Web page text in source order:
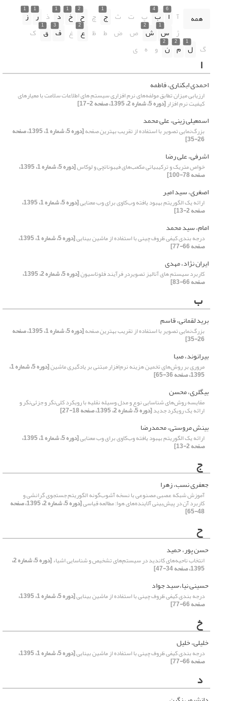
همه آ
6
ا
4
ب پ ت ث
1
ج چ
2
ح
1
خ
1
د ذ
1
ر
1
ز
ژ
1
س
2
ش ص ض ط ظ
2
ع غ
3
ف
1
ق ک
گ
1
ل
2
م
2
ن و ه ی
ا
احمدی ابکناری، فاطمه
ارزیابی میزان تطابق مولفه‌های نرم افزاری سیستم های اطلاعات سلامت با معیارهای
کیفیت نرم افزار[دوره 5، شماره 2، 1395، صفحه 2-17]
اسمعیلی زینی، علی محمد
بزرگ‌نمایی تصویر با استفاده از تقریب بهترین صفحه [دوره 5، شماره 1، 1395، صفحه
26-35]
اشرفی، علی رضا
خواص متریک و ترکیبیاتی مکعب‌های فیبوناتچی و لوکاس [دوره 5، شماره 1، 1395،
صفحه 78-100]
اصغری، سید امیر
ارائه یک الگوریتم بهبود یافته وب‌کاوی برای وب معنایی [دوره 5، شماره 1، 1395،
صفحه 2-13]
امام، سید محمد
درجه بندی کیفی ظروف چینی با استفاده از ماشین بینایی [دوره 5، شماره 1، 1395،
صفحه 66-77]
ایران نژاد، مهدی
کاربرد سیستم های آنالیز تصویردر فرآیند فلوتاسیون [دوره 5، شماره 2، 1395،
صفحه 66-83]
ب
برید لقمانی، قاسم
بزرگ‌نمایی تصویر با استفاده از تقریب بهترین صفحه [دوره 5، شماره 1، 1395، صفحه
26-35]
بیرانوند، صبا
مروری بر روش‌های تخمین هزینه نرم‌افزار مبتنی بر یادگیری ماشین [دوره 5، شماره 1،
1395، صفحه 36-65]
بیگلری، محسن
مقایسه روش‌های شناسایی نوع و مدل وسیله نقلیه با رویکرد کلی‌نگر و جزئی‌نگر و
ارائه یک رویکرد جدید[دوره 5، شماره 2، 1395، صفحه 18-27]
بینش مروستی، محمدرضا
ارائه یک الگوریتم بهبود یافته وب‌کاوی برای وب معنایی [دوره 5، شماره 1، 1395،
صفحه 2-13]
ج
جعفری نسب، زهرا
آموزش شبکه عصبی مصنوعی با نسخه آشوب‌گونه الگوریتم جستجوی گرانشی و
کاربرد آن در پیش‌بینی آلاینده‌های هوا: مطالعه قیاسی [دوره 5، شماره 2، 1395، صفحه
48-65]
ح
حسن پور، حمید
انتخاب ناحیه‌های کاندید در سیستم‌های تشخیص و شناسایی اشیاء [دوره 5، شماره 2،
1395، صفحه 34-47]
حسینی نیا، ُسید جواد
درجه بندی کیفی ظروف چینی با استفاده از ماشین بینایی [دوره 5، شماره 1، 1395،
صفحه 66-77]
خ
خلیلی، خلیل
درجه بندی کیفی ظروف چینی با استفاده از ماشین بینایی [دوره 5، شماره 1، 1395،
صفحه 66-77]
د